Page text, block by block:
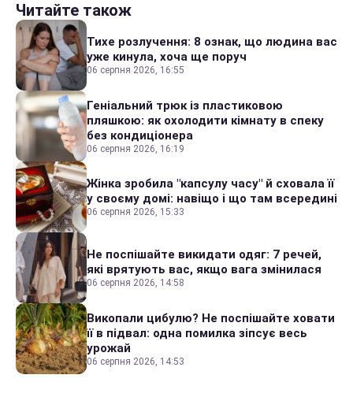
Читайте також
Тихе розлучення: 8 ознак, що людина вас
уже кинула, хоча ще поруч
06 серпня 2026, 16:55
Геніальний трюк із пластиковою
пляшкою: як охолодити кімнату в спеку
без кондиціонера
06 серпня 2026, 16:19
Жінка зробила "капсулу часу" й сховала її
у своєму домі: навіщо і що там всередині
06 серпня 2026, 15:33
Не поспішайте викидати одяг: 7 речей,
які врятують вас, якщо вага змінилася
06 серпня 2026, 14:58
Викопали цибулю? Не поспішайте ховати
її в підвал: одна помилка зіпсує весь
урожай
06 серпня 2026, 14:53